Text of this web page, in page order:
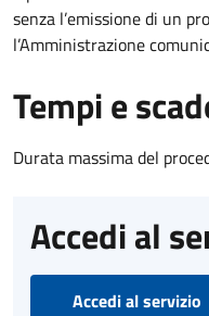
senza l’emissione di un
l’Amministrazione
Tempi e
Durata massima del
Accedi al
Accedi al servizio